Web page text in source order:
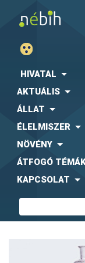
HIVATAL
AKTUÁLIS
ÁLLAT
ÉLELMISZER
NÖVÉNY
ÁTFOGÓ
KAPCSOLAT